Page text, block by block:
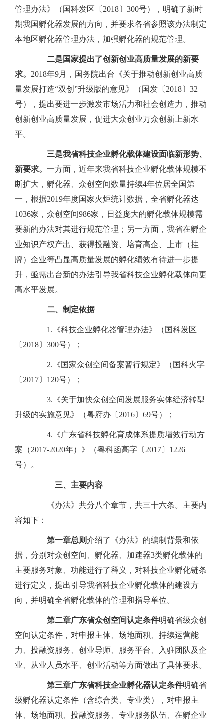
管理办法》（国科发区〔2018〕300号），明确了新时
期我国孵化器发展的方向，并要求各省参照该办法制定
本地区孵化器管理办法，加强孵化器的规范管理。
二是国家提出了创新创业高质量发展的新要
求。 2018年9月，国务院出台《关于推动创新创业高质
量发展打造“双创”升级版的意见》（国发〔2018〕32
号），提出要进一步激发市场活力和社会创造力，推动
创新创业高质量发展，促进大众创业万众创新上新水
平。
三是我省科技企业孵化载体建设面临新形势、
新要求。 一方面，近年来我省科技企业孵化载体规模不
断扩大，孵化器、众创空间数量持续4年位居全国第
一，根据2019年度国家火炬统计数据，全省孵化器达
1036家，众创空间986家，日益庞大的孵化载体规模需
要新的办法对其进行规范管理；另一方面，我省在孵企
业知识产权产出、获得投融资、培育高企、上市（挂
牌）企业等凸显高质量发展的孵化绩效有待进一步提
升，亟需出台新的办法引导我省科技企业孵化载体向更
高水平发展。
二、制定依据
1.《科技企业孵化器管理办法》（国科发区
〔2018〕300号）；
2.《国家众创空间备案暂行规定》（国科火字
〔2017〕120号）；
3.《关于加快众创空间发展服务实体经济转型
升级的实施意见》（粤府办〔2016〕69号）；
4.《广东省科技孵化育成体系提质增效行动方
案（2017-2020年）》（粤科函高字〔2017〕1226
号）。
三、主要内容
《办法》共分八个章节，共三十六条。主要内
容如下：
第一章总则介绍了《办法》的编制背景和依
据，分别对众创空间、孵化器、加速器3类孵化载体的
主要服务对象、功能进行了释义，对科技企业孵化链条
进行定义，提出引导我省科技企业孵化载体的建设方
向，并明确全省孵化载体的管理和指导单位。
第二章广东省众创空间认定条件明确省级众创
空间认定条件，对申报主体、场地面积、持续运营能
力、投融资服务、创业导师、服务平台、入驻团队及企
业、从业人员水平、创业活动等方面做出了具体要求。
第三章广东省科技企业孵化器认定条件明确省
级孵化器认定条件（含综合类、专业类），对申报主
体、场地面积、投融资服务、专业服务队伍、在孵企业